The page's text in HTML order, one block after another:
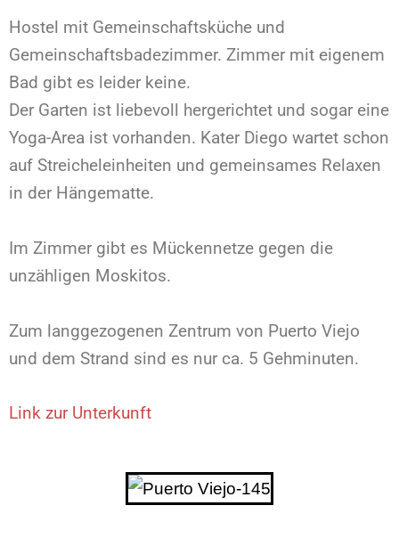
Hostel mit Gemeinschaftsküche und
Gemeinschaftsbadezimmer. Zimmer mit eigenem
Bad gibt es leider keine.
Der Garten ist liebevoll hergerichtet und sogar eine
Yoga-Area ist vorhanden. Kater Diego wartet schon
auf Streicheleinheiten und gemeinsames Relaxen
in der Hängematte.
Im Zimmer gibt es Mückennetze gegen die
unzähligen Moskitos.
Zum langgezogenen Zentrum von Puerto Viejo
und dem Strand sind es nur ca. 5 Gehminuten.
Link zur Unterkunft